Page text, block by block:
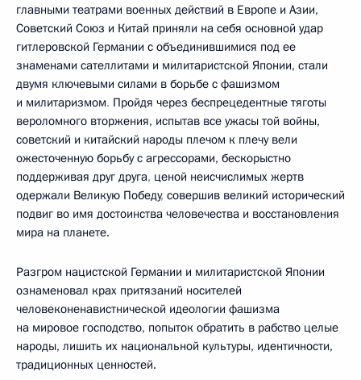
главными театрами военных действий в Европе и Азии,
Советский Союз и Китай приняли на себя основной удар
гитлеровской Германии с объединившимися под ее
знаменами сателлитами и милитаристской Японии, стали
двумя ключевыми силами в борьбе с фашизмом
и милитаризмом. Пройдя через беспрецедентные тяготы
вероломного вторжения, испытав все ужасы той войны,
советский и китайский народы плечом к плечу вели
ожесточенную борьбу с агрессорами, бескорыстно
поддерживая друг друга, ценой неисчислимых жертв
одержали Великую Победу, совершив великий исторический
подвиг во имя достоинства человечества и восстановления
мира на планете.
Разгром нацистской Германии и милитаристской Японии
ознаменовал крах притязаний носителей
человеконенавистнической идеологии фашизма
на мировое господство, попыток обратить в рабство целые
народы, лишить их национальной культуры, идентичности,
традиционных ценностей.